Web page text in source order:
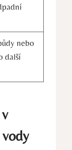
nebo
další